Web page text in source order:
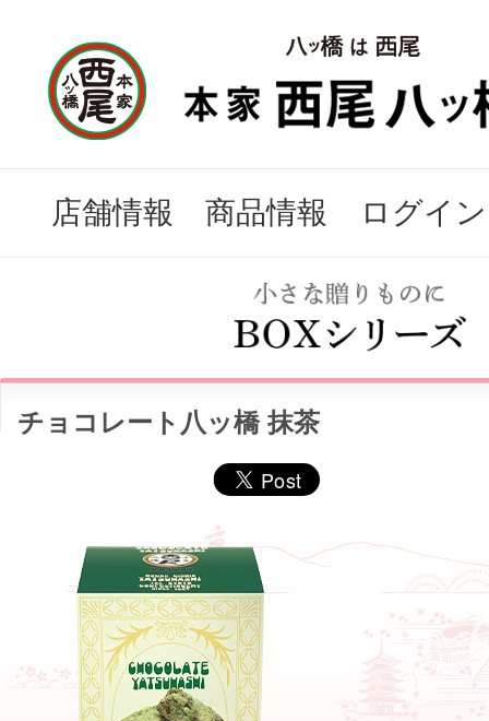
店舗情報 商品情報 ログイン
チョコレート八ッ橋 抹茶